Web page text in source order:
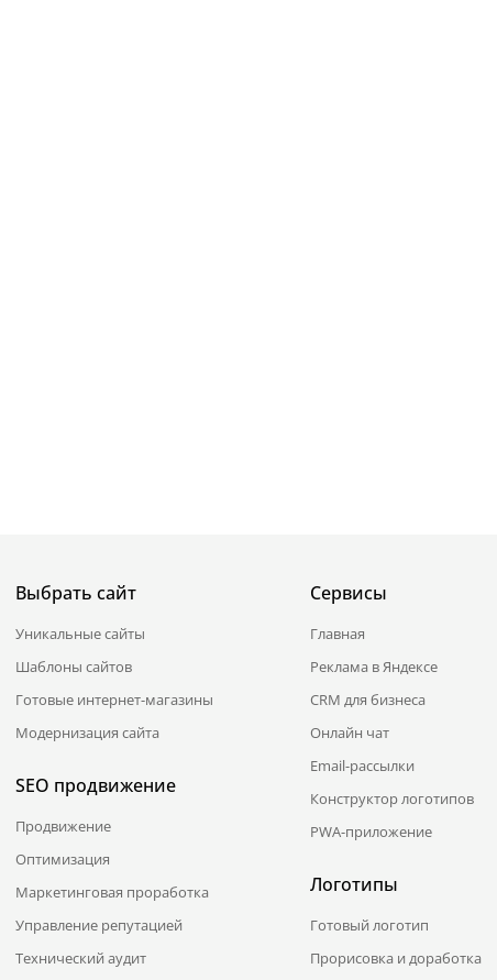
Выбрать сайт
Уникальные сайты
Шаблоны сайтов
Готовые интернет-магазины
Модернизация сайта
SEO продвижение
Продвижение
Оптимизация
Маркетинговая проработка
Управление репутацией
Технический аудит
Сервисы
Главная
Реклама в Яндексе
CRM для бизнеса
Онлайн чат
Email-рассылки
Конструктор логотипов
PWA-приложение
Логотипы
Готовый логотип
Прорисовка и доработка